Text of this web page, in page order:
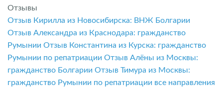
Отзывы
Отзыв Кирилла из Новосибирска: ВНЖ Болгарии
Отзыв Александра из Краснодара: гражданство
Румынии Отзыв Константина из Курска: гражданство
Румынии по репатриации Отзыв Алёны из Москвы:
гражданство Болгарии Отзыв Тимура из Москвы:
гражданство Румынии по репатриации все направления